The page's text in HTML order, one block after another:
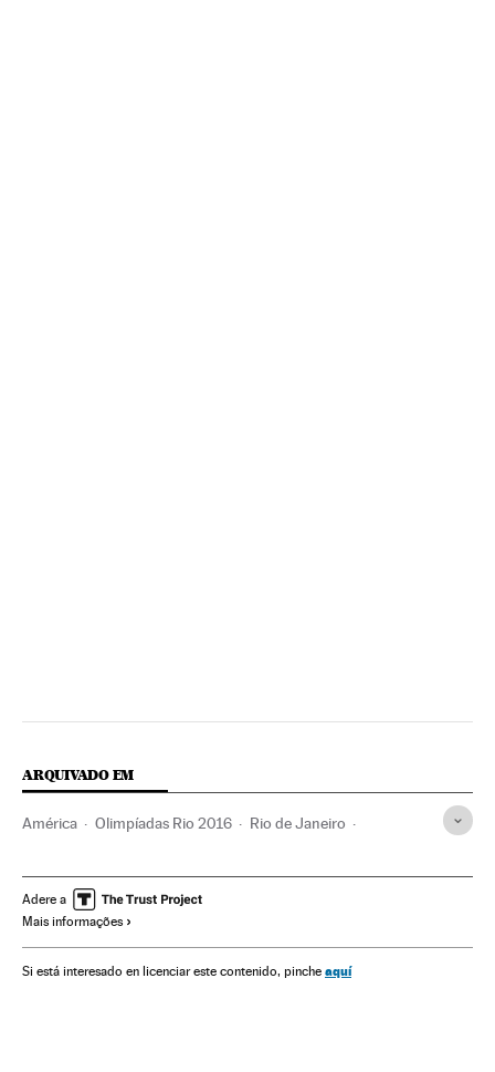
ARQUIVADO EM
América Olimpíadas Rio 2016 Rio de Janeiro
Competições América do Sul
Adere a
Mais informações
Si está interesado en licenciar este contenido, pinche aquí